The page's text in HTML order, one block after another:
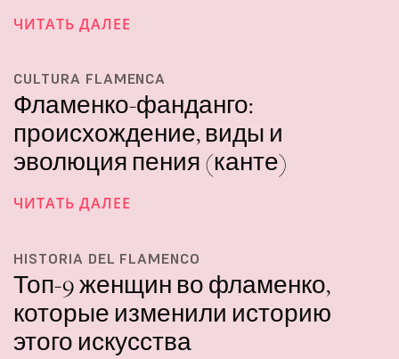
ЧИТАТЬ ДАЛЕЕ
CULTURA FLAMENCA
Фламенко-фанданго:
происхождение, виды и
эволюция пения (канте)
ЧИТАТЬ ДАЛЕЕ
HISTORIA DEL FLAMENCO
Топ-9 женщин во фламенко,
которые изменили историю
этого искусства